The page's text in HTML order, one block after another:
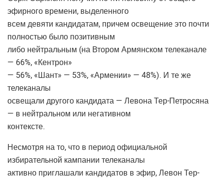
эфирного времени, выделенного
всем девяти кандидатам, причем освещение это почти
полностью было позитивным
либо нейтральным (на Втором Армянском телеканале
— 66%, «Кентрон»
— 56%, «Шант» — 53%, «Армении» — 48%). И те же
телеканалы
освещали другого кандидата — Левона Тер-Петросяна
— в нейтральном или негативном
контексте.
Несмотря на то, что в период официальной
избирательной кампании телеканалы
активно приглашали кандидатов в эфир, Левон Тер-